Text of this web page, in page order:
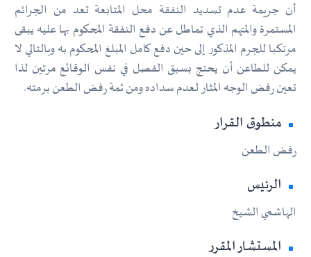
أن جريمة عدم تسديد النفقة محل المتابعة تعد من الجرائم
المستمرة والمتهم الذي تماطل عن دفع النفقة المحكوم بها عليه يبقى
مرتكبا للجرم المذكور إلى حين دفع كامل المبلغ المحكوم به وبالتالي لا
يمكن للطاعن أن يحتج بسبق الفصل في نفس الوقائع مرتين لذا
تعين رفض الوجه المثار لعدم سداده ومن ثمة رفض الطعن برمته.
منطوق القرار
رفض الطعن
الرئيس
الهاشمي الشيخ
المستشار المقرر